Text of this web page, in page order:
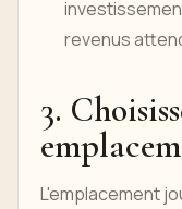
revenus
3.
L'emplacement